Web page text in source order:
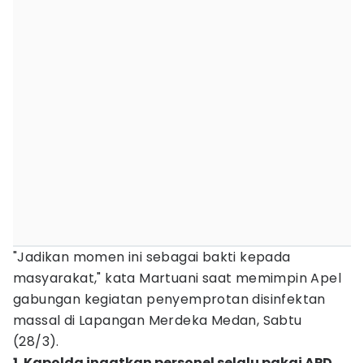
"Jadikan momen ini sebagai bakti kepada
masyarakat," kata Martuani saat memimpin Apel
gabungan kegiatan penyemprotan disinfektan
massal di Lapangan Merdeka Medan, Sabtu
(28/3).